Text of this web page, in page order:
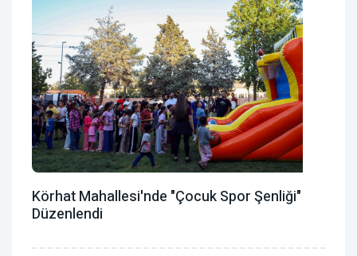
Körhat Mahallesi'nde "Çocuk Spor Şenliği"
Düzenlendi